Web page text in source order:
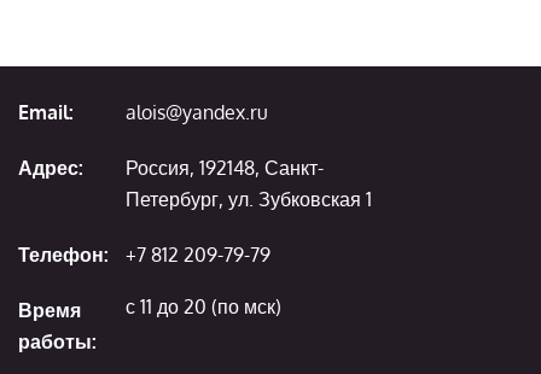
Email: alois@yandex.ru
Адрес:
Россия, 192148, Санкт-
Петербург, ул. Зубковская 1
Телефон: +7 812 209-79-79
Время
работы:
с 11 до 20 (по мск)